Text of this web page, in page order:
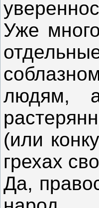
Уже
людям,
(или
грехах
Да,